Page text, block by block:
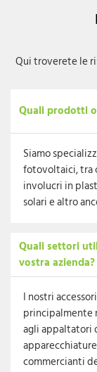
Qui troverete le
Quali prodotti
Siamo
fotovoltaici, tra
involucri in
solari e altro
Quali settori
vostra azienda?
I nostri
principalmente
agli appaltatori
commercianti